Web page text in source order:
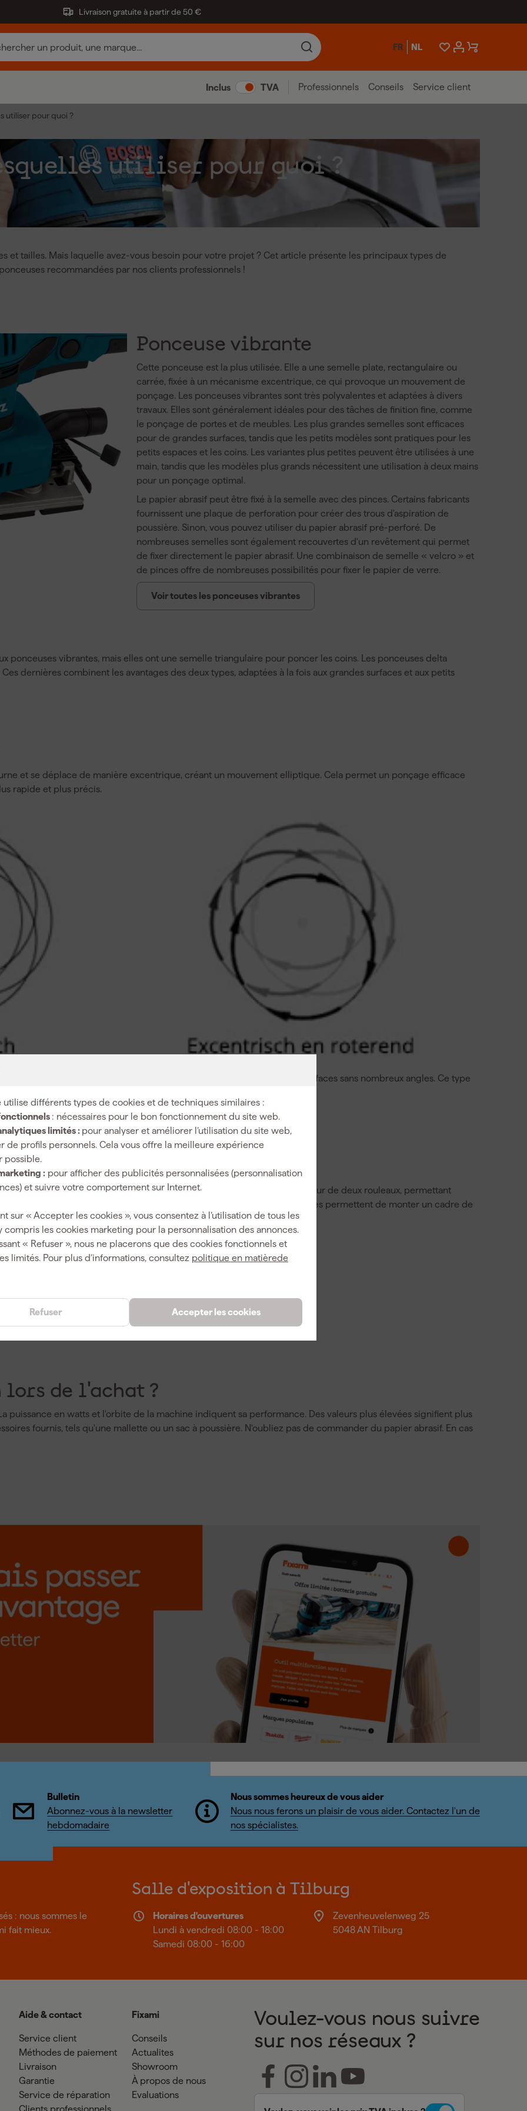
Livraison gratuite à partir de 50 €
FR NL
Inclus TVA Professionnels Conseils Service client
utiliser pour quoi ?
utilise différents types de cookies et de techniques similaires :
: nécessaires pour le bon fonctionnement du site web.
limités : pour analyser et améliorer l’utilisation du site web,
de profils personnels. Cela vous offre la meilleure expérience
possible.
: pour afficher des publicités personnalisées (personnalisation
et suivre votre comportement sur Internet.
sur « Accepter les cookies », vous consentez à l’utilisation de tous les
compris les cookies marketing pour la personnalisation des annonces.
« Refuser », nous ne placerons que des cookies fonctionnels et
limités. Pour plus d’informations, consultez politique en matièrede
Accepter les cookies
Refuser
utiliser pour quoi ?
et tailles. Mais laquelle avez-vous besoin pour votre projet ? Cet article présente les principaux types de
recommandées par nos clients professionnels !
Ponceuse vibrante
Cette ponceuse est la plus utilisée. Elle a une semelle plate, rectangulaire ou
carrée, fixée à un mécanisme excentrique, ce qui provoque un mouvement de
ponçage. Les ponceuses vibrantes sont très polyvalentes et adaptées à divers
travaux. Elles sont généralement idéales pour des tâches de finition fine, comme
le ponçage de portes et de meubles. Les plus grandes semelles sont efficaces
pour de grandes surfaces, tandis que les petits modèles sont pratiques pour les
petits espaces et les coins. Les variantes plus petites peuvent être utilisées à une
main, tandis que les modèles plus grands nécessitent une utilisation à deux mains
pour un ponçage optimal.
Le papier abrasif peut être fixé à la semelle avec des pinces. Certains fabricants
fournissent une plaque de perforation pour créer des trous d'aspiration de
poussière. Sinon, vous pouvez utiliser du papier abrasif pré-perforé. De
nombreuses semelles sont également recouvertes d'un revêtement qui permet
de fixer directement le papier abrasif. Une combinaison de semelle « velcro » et
de pinces offre de nombreuses possibilités pour fixer le papier de verre.
Voir toutes les ponceuses vibrantes
ponceuses vibrantes, mais elles ont une semelle triangulaire pour poncer les coins. Les ponceuses delta
dernières combinent les avantages des deux types, adaptées à la fois aux grandes surfaces et aux petits
et se déplace de manière excentrique, créant un mouvement elliptique. Cela permet un ponçage efficace
rapide et plus précis.
difficulté à atteindre les coins. Elles sont plus adaptées aux grandes surfaces sans nombreux angles. Ce type
métalliques comme les voitures et les bateaux.
manuelles. Elle utilise une bande abrasive continue qui tourne autour de deux rouleaux, permettant
soyez prudent pour ne pas endommager la surface. Certains modèles permettent de monter un cadre de
votre ponceuse :
de l'achat ?
puissance en watts et l'orbite de la machine indiquent sa performance. Des valeurs plus élevées signifient plus
fournis, tels qu'une mallette ou un sac à poussière. N'oubliez pas de commander du papier abrasif. En cas
Bulletin
Abonnez-vous à la newsletter
hebdomadaire
Nous sommes heureux de vous aider
Nous nous ferons un plaisir de vous aider. Contactez l'un de
nos spécialistes.
: nous sommes le
fait mieux.
Salle d'exposition à Tilburg
Horaires d'ouvertures
Lundi à vendredi 08:00 - 18:00
Samedi 08:00 - 16:00
Zevenheuvelenweg 25
5048 AN Tilburg
Aide & contact
Service client
Méthodes de paiement
Livraison
Garantie
Service de réparation
Clients professionnels
Fixami
Conseils
Actualites
Showroom
À propos de nous
Evaluations
Voulez-vous nous suivre
sur nos réseaux ?